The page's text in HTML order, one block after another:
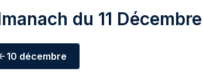
du 11 Décembre
10 décembre